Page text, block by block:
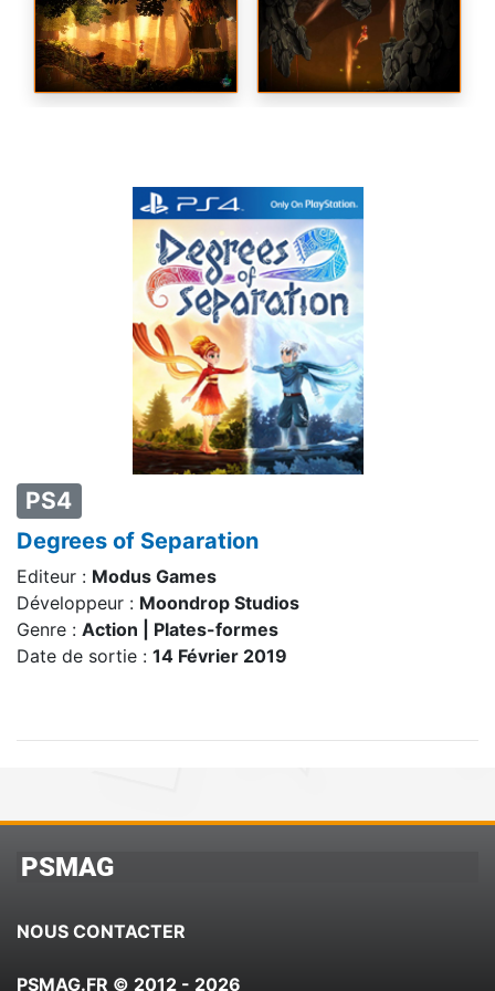
PS4
Degrees of Separation
Editeur : Modus Games
Développeur : Moondrop Studios
Genre : Action | Plates-formes
Date de sortie : 14 Février 2019
PSMAG
NOUS CONTACTER
PSMAG.FR © 2012 - 2026